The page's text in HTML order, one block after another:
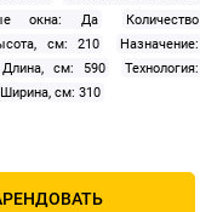
окна: Да
Количество
см: 210
Назначение:
Длина, см: 590
Технология:
Ширина, см: 310